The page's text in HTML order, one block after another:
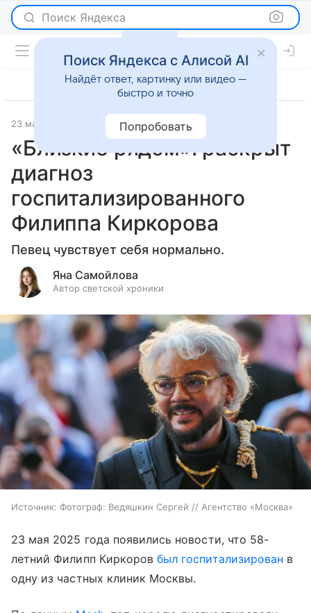
Поиск Яндекса
23 мая 2025 Светская жизнь
«Близкие рядом»: раскрыт
диагноз
госпитализированного
Филиппа Киркорова
Певец чувствует себя нормально.
Яна Самойлова
Автор светской хроники
Источник: Фотограф: Ведяшкин Сергей // Агентство «Москва»
23 мая 2025 года появились новости, что 58-
летний Филипп Киркоровбыл госпитализирован в
одну из частных клиник Москвы.
Поиск Яндекса с Алисой AI
Найдёт ответ, картинку или видео —
быстро и точно
Попробовать